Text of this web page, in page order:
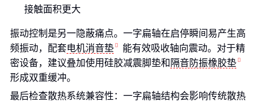
接触面积更大
振动控制是另一隐蔽痛点。一字扁轴在启停瞬间易产生高
频振动，配套电机消音垫
能有效吸收轴向震动。对于精
密设备，建议叠加使用硅胶减震脚垫和 隔音防振橡胶垫
形成双重缓冲。
最后检查散热系统兼容性：一字扁轴结构会影响传统散热